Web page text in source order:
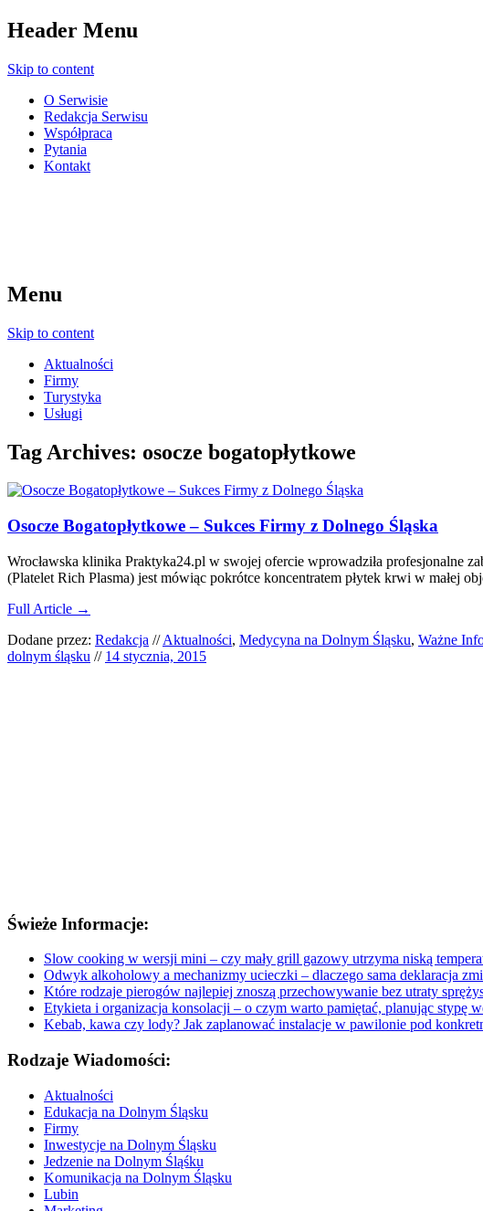
Header Menu
Skip to content
O Serwisie
Redakcja Serwisu
Współpraca
Pytania
Kontakt
Menu
Skip to content
Aktualności
Firmy
Turystyka
Usługi
Tag Archives: osocze bogatopłytkowe
Osocze Bogatopłytkowe – Sukces Firmy z Dolnego Śląska
Wrocławska klinika Praktyka24.pl w swojej ofercie wprowadziła profesjonalne
(Platelet Rich Plasma) jest mówiąc pokrótce koncentratem płytek krwi w małej
Full Article →
Dodane przez: Redakcja // Aktualności, Medycyna na Dolnym Śląsku, Ważne
dolnym śląsku // 14 stycznia, 2015
Świeże Informacje:
Slow cooking w wersji mini – czy mały grill gazowy utrzyma niską
Odwyk alkoholowy a mechanizmy ucieczki – dlaczego sama deklaracja
Które rodzaje pierogów najlepiej znoszą przechowywanie bez utraty
Etykieta i organizacja konsolacji – o czym warto pamiętać, planując stypę
Kebab, kawa czy lody? Jak zaplanować instalacje w pawilonie pod
Rodzaje Wiadomości:
Aktualności
Edukacja na Dolnym Śląsku
Firmy
Inwestycje na Dolnym Śląsku
Jedzenie na Dolnym Śląśku
Komunikacja na Dolnym Śląsku
Lubin